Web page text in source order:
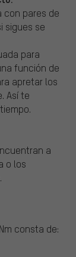
con pares de
sigues se
para
función de
apretar los
Así te
a
o los
consta de: